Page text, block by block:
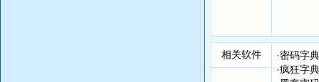
有电话
d.常
相关软件 · 密码字
·疯狂字